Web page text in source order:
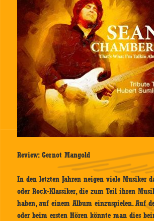
Review: Gernot Mangold
In den letzten Jahren neigen viele Musiker
oder Rock-Klassiker, die zum Teil ihren
haben, auf einem Album einzuspielen. Auf
oder beim ersten Hören könnte man dies